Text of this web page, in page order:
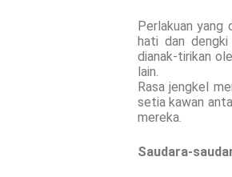
Perlakuan yang
hati dan dengki
dianak-tirikan
lain.
Rasa jengkel
setia kawan
mereka.
Saudara-